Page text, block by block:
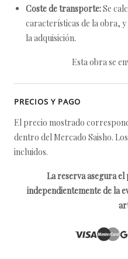
Coste de transporte:Se
características de la obra,
la adquisición.
Esta obra se
PRECIOS Y PAGO
El precio mostrado
dentro del Mercado Saisho.
incluidos.
La reserva asegura
independientemente de la